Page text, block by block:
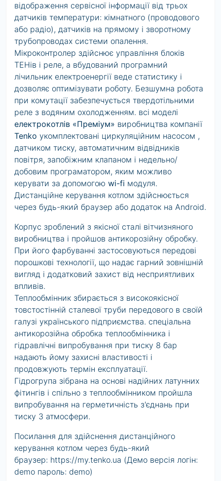
відображення сервісної інформації від трьох
датчиків температури: кімнатного (проводового
або радіо), датчиків на прямому і зворотному
трубопроводах системи опалення.
Мікроконтролер здійснює управління блоків
ТЕНів і реле, а вбудований програмний
лічильник електроенергії веде статистику і
дозволяє оптимізувати роботу. Безшумна робота
при комутації забезпечується твердотільними
реле з водяним охолодженням. всі моделі
електрокотлів «Преміум» виробництва компанії
Tenko укомплектовані циркуляційним насосом ,
датчиком тиску, автоматичним відвідників
повітря, запобіжним клапаном і недельно/
добовим програматором, яким можливо
керувати за допомогою wi-fi модуля.
Дистанційне керування котлом здійснюється
через будь-який браузер або додаток на Android.
Корпус зроблений з якісної сталі вітчизняного
виробництва і пройшов антикорозійну обробку.
При його фарбуванні застосовуються передові
порошкові технології, що надає гарний зовнішній
вигляд і додатковий захист від несприятливих
впливів.
Теплообмінник збирається з високоякісної
товстостінній сталевої труби передового в своїй
галузі українського підприємства. спеціальна
антикорозійна обробка теплообмінника і
гідравлічні випробування при тиску 8 бар
надають йому захисні властивості і
продовжують термін експлуатації.
Гідрогрупа зібрана на основі надійних латунних
фітингів і спільно з теплообмінником пройшла
випробування на герметичність з'єднань при
тиску 3 атмосфери.
Посилання для здійснення дистанційного
керування котлом через будь-який
браузер: https://my.tenko.ua (Демо версія логін:
demo пароль: demo)